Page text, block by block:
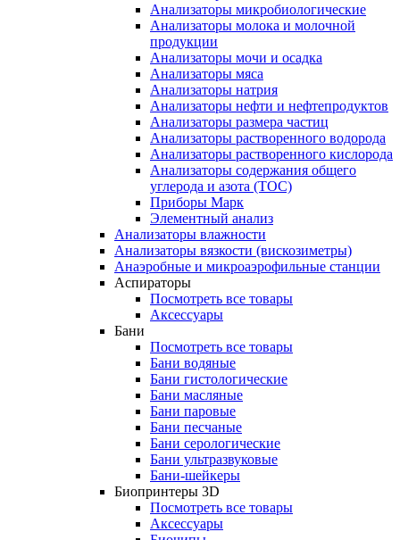
Анализаторы микробиологические
Анализаторы молока и молочной
продукции
Анализаторы мочи и осадка
Анализаторы мяса
Анализаторы натрия
Анализаторы нефти и нефтепродуктов
Анализаторы размера частиц
Анализаторы растворенного водорода
Анализаторы растворенного кислорода
Анализаторы содержания общего
углерода и азота (ТОС)
Приборы Марк
Элементный анализ
Анализаторы влажности
Анализаторы вязкости (вискозиметры)
Анаэробные и микроаэрофильные станции
Аспираторы
Посмотреть все товары
Аксессуары
Бани
Посмотреть все товары
Бани водяные
Бани гистологические
Бани масляные
Бани паровые
Бани песчаные
Бани серологические
Бани ультразвуковые
Бани-шейкеры
Биопринтеры 3D
Посмотреть все товары
Аксессуары